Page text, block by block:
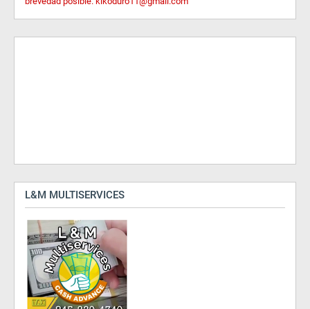
L&M MULTISERVICES